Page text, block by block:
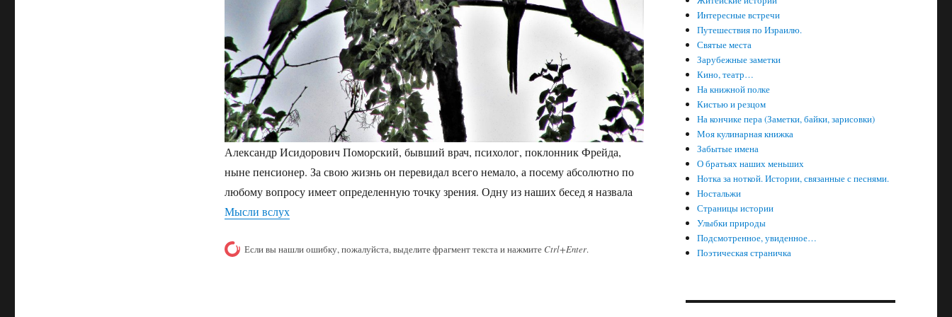
Александр Исидорович Поморский, бывший врач, психолог, поклонник Фрейда,
ныне пенсионер. За свою жизнь он перевидал всего немало, а посему абсолютно по
любому вопросу имеет определенную точку зрения. Одну из наших бесед я назвала
Мысли вслух
Если вы нашли ошибку, пожалуйста, выделите фрагмент текста и нажмите Ctrl+Enter.
Интересные встречи
Путешествия по Израилю.
Святые места
Зарубежные заметки
Кино, театр…
На книжной полке
Кистью и резцом
На кончике пера (Заметки, байки, зарисовки)
Моя кулинарная книжка
Забытые имена
О братьях наших меньших
Нотка за ноткой. Истории, связанные с песнями.
Ностальжи
Страницы истории
Улыбки природы
Подсмотренное, увиденное…
Поэтическая страничка